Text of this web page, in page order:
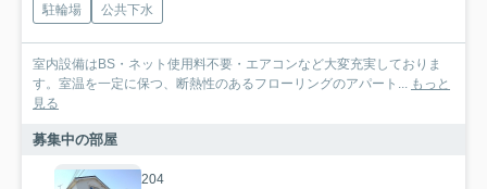
駐輪場 公共下水
室内設備はBS・ネット使用料不要・エアコンなど大変充実しておりま
す。室温を一定に保つ、断熱性のあるフローリングのアパート...
もっと
見る
募集中の部屋
204